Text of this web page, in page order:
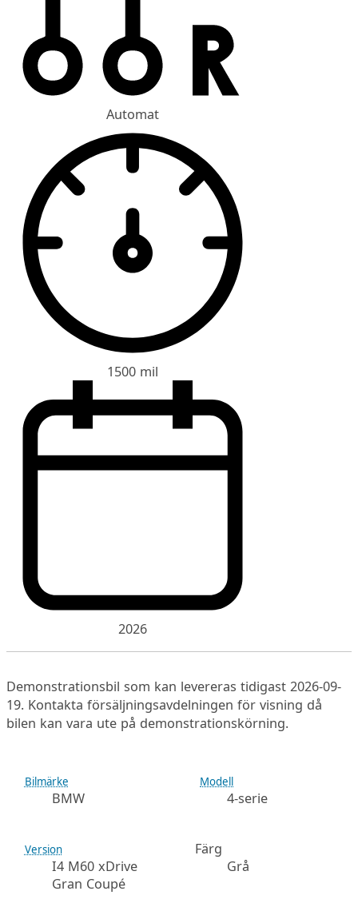
Automat
1500 mil
2026
Demonstrationsbil som kan levereras tidigast 2026-09-
19. Kontakta försäljningsavdelningen för visning då
bilen kan vara ute på demonstrationskörning.
Bilmärke
BMW
Modell
4-serie
Version
I4 M60 xDrive
Gran Coupé
Färg
Grå